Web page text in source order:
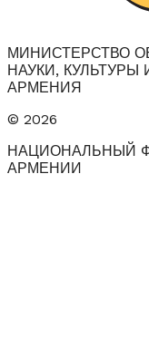
МИНИСТЕРСТВО
НАУКИ,
АРМЕНИЯ
© 2026
НАЦИОНАЛЬНЫЙ
АРМЕНИИ